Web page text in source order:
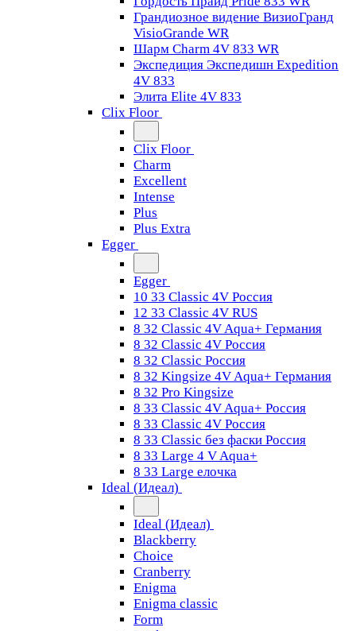
Грандиозное видение ВизиоГранд
VisioGrande WR
Шарм Charm 4V 833 WR
Экспедиция Экспедишн Expedition
4V 833
Элита Elite 4V 833
Clix Floor
Clix Floor
Charm
Excellent
Intense
Plus
Plus Extra
Egger
Egger
10 33 Classic 4V Россия
12 33 Classic 4V RUS
8 32 Classic 4V Aqua+ Германия
8 32 Classic 4V Россия
8 32 Classic Россия
8 32 Kingsize 4V Aqua+ Германия
8 32 Pro Kingsize
8 33 Classic 4V Aqua+ Россия
8 33 Classic 4V Россия
8 33 Classic без фаски Россия
8 33 Large 4 V Aqua+
8 33 Large елочка
Ideal (Идеал)
Ideal (Идеал)
Blackberry
Choice
Cranberry
Enigma
Enigma classic
Form